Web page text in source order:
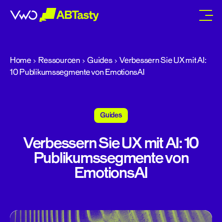
Home Ressourcen Guides
Verbessern Sie UX mit AI:
10 Publikumssegmente von EmotionsAI
Guides
Verbessern Sie UX mit AI: 10
Publikumssegmente von
EmotionsAI